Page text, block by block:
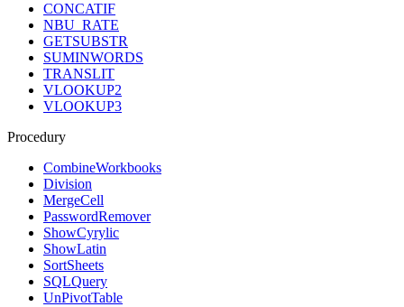
CONCATIF
NBU_RATE
GETSUBSTR
SUMINWORDS
TRANSLIT
VLOOKUP2
VLOOKUP3
Procedury
CombineWorkbooks
Division
MergeCell
PasswordRemover
ShowCyrylic
ShowLatin
SortSheets
SQLQuery
UnPivotTable